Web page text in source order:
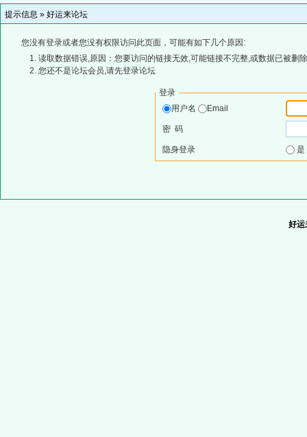
提示信息 » 好运来论坛
您没有登录或者您没有权限访问此页面，可能有如下几个原因:
读取数据错误,原因：您要访问的链接无效,可能链接不完整,或数据已被删
您还不是论坛会员,请先登录论坛
登录
用户名
Email
密 码
隐身登录
好